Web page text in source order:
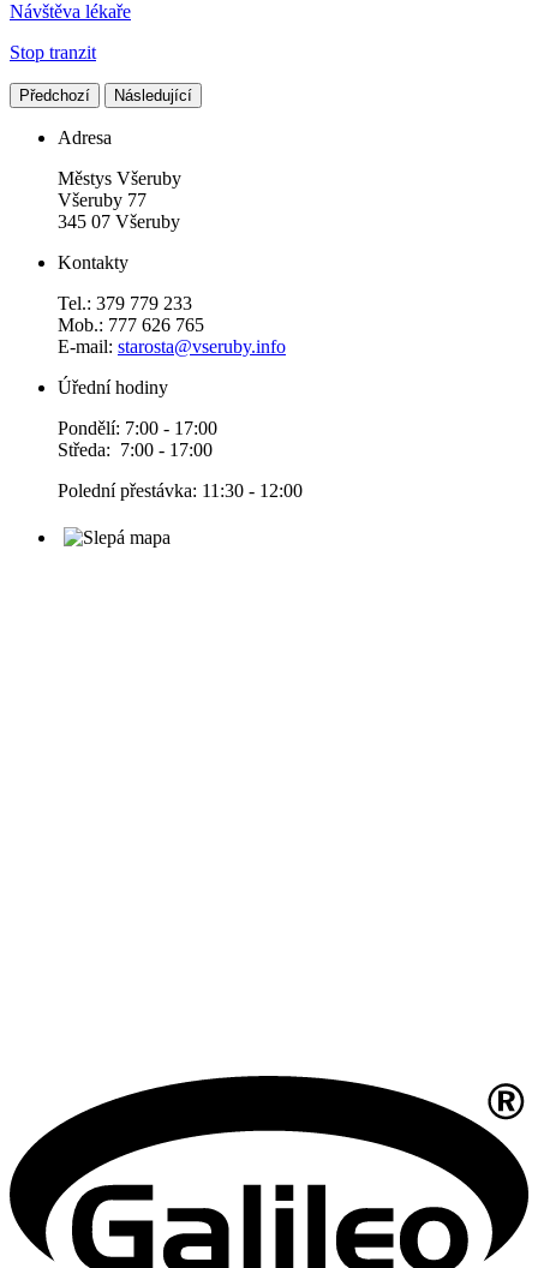
Návštěva lékaře
Stop tranzit
Předchozí Následující
Adresa
Městys Všeruby
Všeruby 77
345 07 Všeruby
Kontakty
Tel.: 379 779 233
Mob.: 777 626 765
E-mail: starosta@vseruby.info
Úřední hodiny
Pondělí: 7:00 - 17:00
Středa: 7:00 - 17:00
Polední přestávka: 11:30 - 12:00